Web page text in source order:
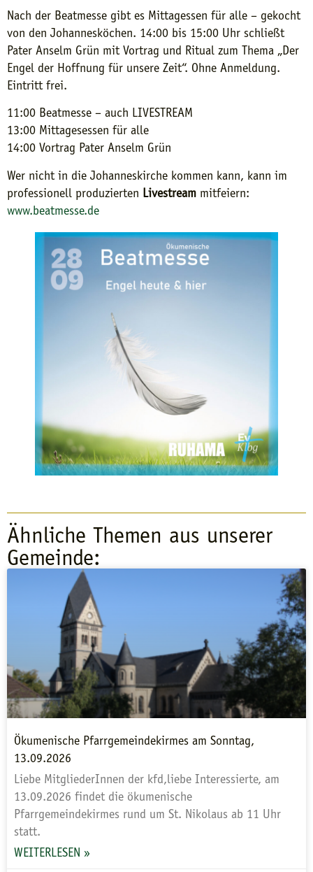
Nach der Beatmesse gibt es Mittagessen für alle – gekocht
von den Johannesköchen. 14:00 bis 15:00 Uhr schließt
Pater Anselm Grün mit Vortrag und Ritual zum Thema „Der
Engel der Hoffnung für unsere Zeit“. Ohne Anmeldung.
Eintritt frei.
11:00 Beatmesse – auch LIVESTREAM
13:00 Mittagesessen für alle
14:00 Vortrag Pater Anselm Grün
Wer nicht in die Johanneskirche kommen kann, kann im
professionell produzierten Livestream mitfeiern:
www.beatmesse.de
Ähnliche Themen aus unserer
Gemeinde:
Ökumenische Pfarrgemeindekirmes am Sonntag,
13.09.2026
Liebe MitgliederInnen der kfd,liebe Interessierte, am
13.09.2026 findet die ökumenische
Pfarrgemeindekirmes rund um St. Nikolaus ab 11 Uhr
statt.
WEITERLESEN »